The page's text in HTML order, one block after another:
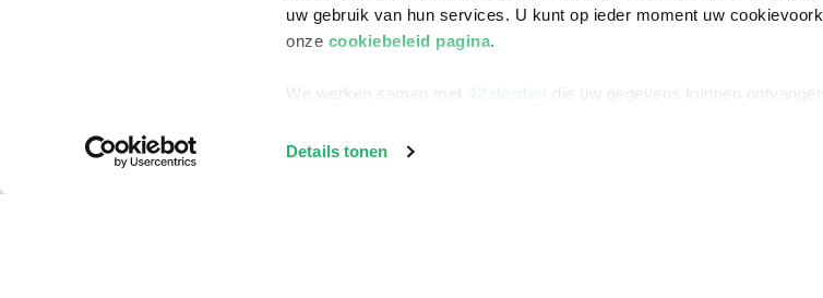
uw gebruik van hun services. U kunt op ieder moment uw
onze cookiebeleid pagina.
We werken samen met 42 derden die uw gegevens kunnen
Details tonen